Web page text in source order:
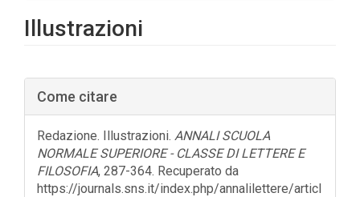
Illustrazioni
Barra
laterale
dell'articolo
Come citare
Redazione. Illustrazioni. ANNALI SCUOLA
NORMALE SUPERIORE - CLASSE DI LETTERE E
FILOSOFIA, 287-364. Recuperato da
https://journals.sns.it/index.php/annalilettere/articl